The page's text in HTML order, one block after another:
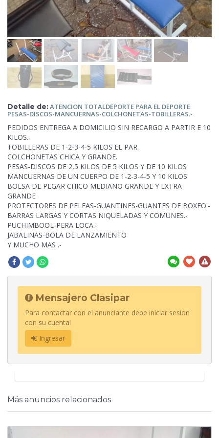
Detalle de:ATENCION TOTALDEPORTE PARA EL DEPORTE
PESAS-DISCOS-MANCUERNAS-COLCHONETAS-TOBILLERAS.-
PEDIDOS ENTREGA A DOMICILIO SIN RECARGO A PARTIR E 10
KILOS.-
TOBILLERAS DE 1-2-3-4-5 KILOS EL PAR.
COLCHONETAS CHICA Y GRANDE.
PESAS-DISCOS DE 2,5 KILOS DE 5 KILOS Y DE 10 KILOS
MANCUERNAS DE UN CUERPO DE 1-2-3-4-5 Y 10 KILOS
BOLSA DE PEGAR CHICO MEDIANO GRANDE Y EXTRA
GRANDE
PROTECTORES DE PELEAS-GUANTINES-GUANTES DE BOXEO.-
BARRAS LARGAS Y CORTAS NIQUELADAS Y COMUNES.-
PUCHIMBOOL-PERA LOCA.-
JABALINAS-BOLA DE LANZAMIENTO
Y MUCHO MAS .-
Mensajero Clasipar
Para contactar con el anunciante debe iniciar sesion
con su cuenta!
Ingresar
Más anuncios relacionados